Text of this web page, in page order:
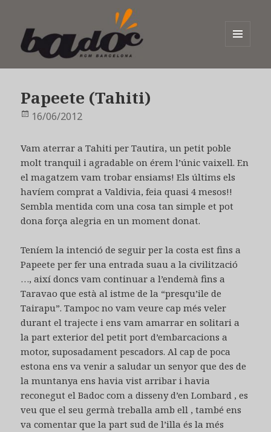
GINYS
Papeete (Tahiti)
Publicat
16/06/2012
Vam aterrar a Tahiti per Tautira, un petit poble
molt tranquil i agradable on érem l’únic vaixell. En
el magatzem vam trobar ensiams! Els últims els
havíem comprat a Valdivia, feia quasi 4 mesos!!
Sembla mentida com una cosa tan simple et pot
dona força alegria en un moment donat.
Teníem la intenció de seguir per la costa est fins a
Papeete per fer una entrada suau a la civilització
…, així doncs vam continuar a l’endemà fins a
Taravao que està al istme de la “presqu’ile de
Tairapu”. Tampoc no vam veure cap més veler
durant el trajecte i ens vam amarrar en solitari a
la part exterior del petit port d’embarcacions a
motor, suposadament pescadors. Al cap de poca
estona ens va venir a saludar un senyor que des de
la muntanya ens havia vist arribar i havia
reconegut el Badoc com a disseny d’en Lombard , es
veu que el seu germà treballa amb ell , també ens
va comentar que la part sud de l’illa és la més